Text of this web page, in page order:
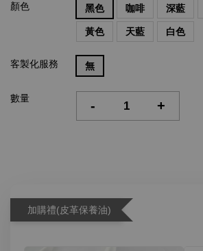
顏色 黑色 咖啡 深藍
黃色 天藍 白色
客製化服務 無
數量 - +
加購禮(皮革保養油)